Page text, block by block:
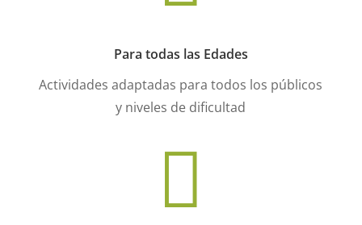
Para todas las Edades
Actividades adaptadas para todos los públicos
y niveles de dificultad
